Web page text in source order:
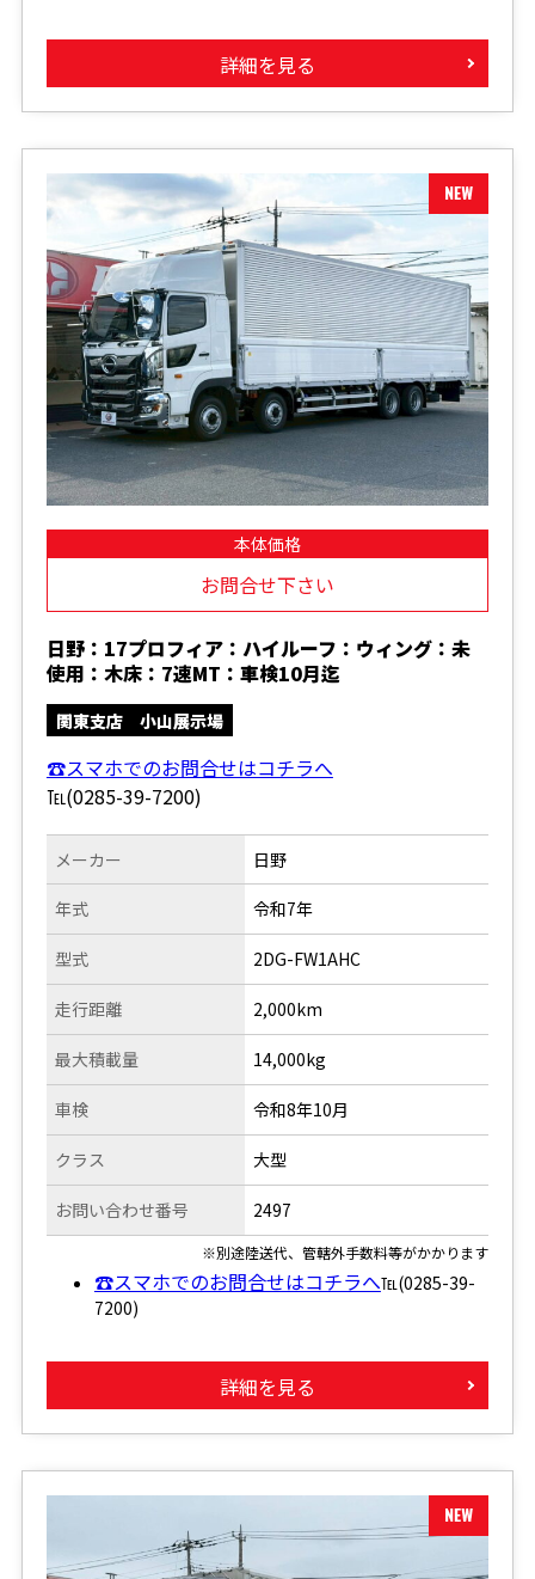
詳細を見る
本体価格
お問合せ下さい
日野：17プロフィア：ハイルーフ：ウィング：未
使用：木床：7速MT：車検10月迄
関東支店 小山展示場
☎スマホでのお問合せはコチラへ
℡(0285-39-7200)
メーカー
年式
型式
走行距離
日野
令和7年
2DG-FW1AHC
2,000km
最大積載量
車検
クラス
お問い合わせ番号
14,000kg
令和8年10月
大型
2497
※別途陸送代、管轄外手数料等がかかります
☎スマホでのお問合せはコチラへ℡(0285-39-
7200)
詳細を見る